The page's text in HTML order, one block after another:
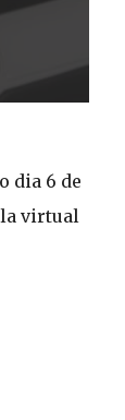
dia 6 de
virtual